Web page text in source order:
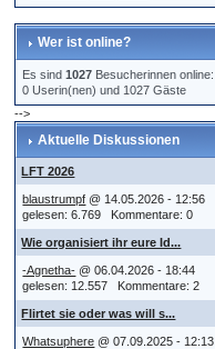
Wer ist online?
Es sind1027 Besucherinnen online:
0 Userin(nen) und 1027 Gäste
-->
Aktuelle Diskussionen
LFT 2026
blaustrumpf @ 14.05.2026 - 12:56
gelesen: 6.769 Kommentare: 0
Wie organisiert ihr eure Id...
-Agnetha- @ 06.04.2026 - 18:44
gelesen: 12.557 Kommentare: 2
Flirtet sie oder was will s...
Whatsuphere @ 07.09.2025 - 12:13